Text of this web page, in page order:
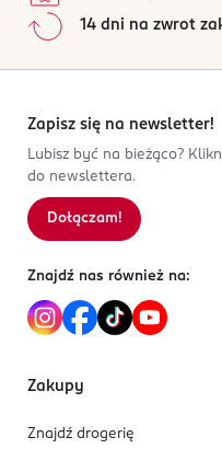
14 dni na zwrot
Zapisz się na newsletter!
Lubisz być na bieżąco?
do newslettera.
Dołączam!
Znajdź nas również na:
Zakupy
Znajdź drogerię